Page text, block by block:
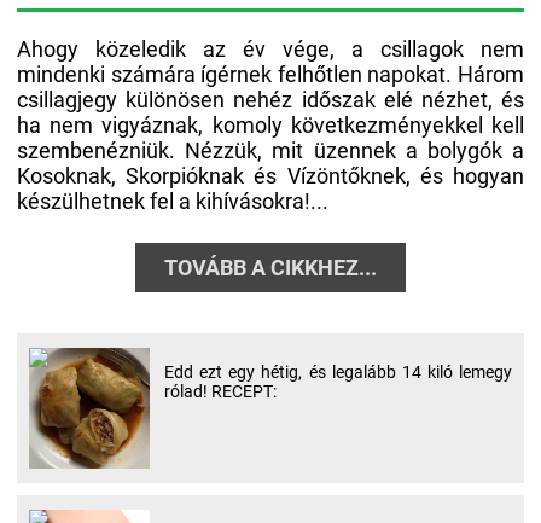
Ahogy közeledik az év vége, a csillagok nem
mindenki számára ígérnek felhőtlen napokat. Három
csillagjegy különösen nehéz időszak elé nézhet, és
ha nem vigyáznak, komoly következményekkel kell
szembenézniük. Nézzük, mit üzennek a bolygók a
Kosoknak, Skorpióknak és Vízöntőknek, és hogyan
készülhetnek fel a kihívásokra!...
TOVÁBB A CIKKHEZ...
Edd ezt egy hétig, és legalább 14 kiló lemegy
rólad! RECEPT: